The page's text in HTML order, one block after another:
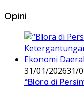
Opini
31/01/202631/
‎“Blora di